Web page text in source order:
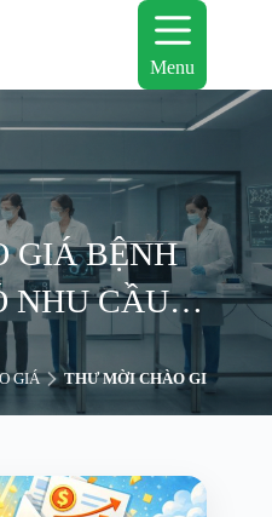
Menu
GIÁ BỆNH
NHU CẦU
PHÒNG
KHOA
GIÁ THƯ MỜI CHÀO GIÁ BỆNH